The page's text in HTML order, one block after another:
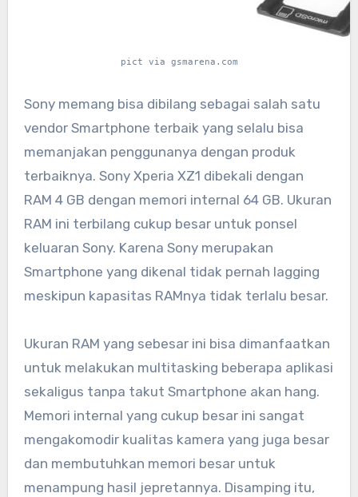
pict via gsmarena.com
Sony memang bisa dibilang sebagai salah satu
vendor Smartphone terbaik yang selalu bisa
memanjakan penggunanya dengan produk
terbaiknya. Sony Xperia XZ1 dibekali dengan
RAM 4 GB dengan memori internal 64 GB. Ukuran
RAM ini terbilang cukup besar untuk ponsel
keluaran Sony. Karena Sony merupakan
Smartphone yang dikenal tidak pernah lagging
meskipun kapasitas RAMnya tidak terlalu besar.
Ukuran RAM yang sebesar ini bisa dimanfaatkan
untuk melakukan multitasking beberapa aplikasi
sekaligus tanpa takut Smartphone akan hang.
Memori internal yang cukup besar ini sangat
mengakomodir kualitas kamera yang juga besar
dan membutuhkan memori besar untuk
menampung hasil jepretannya. Disamping itu,